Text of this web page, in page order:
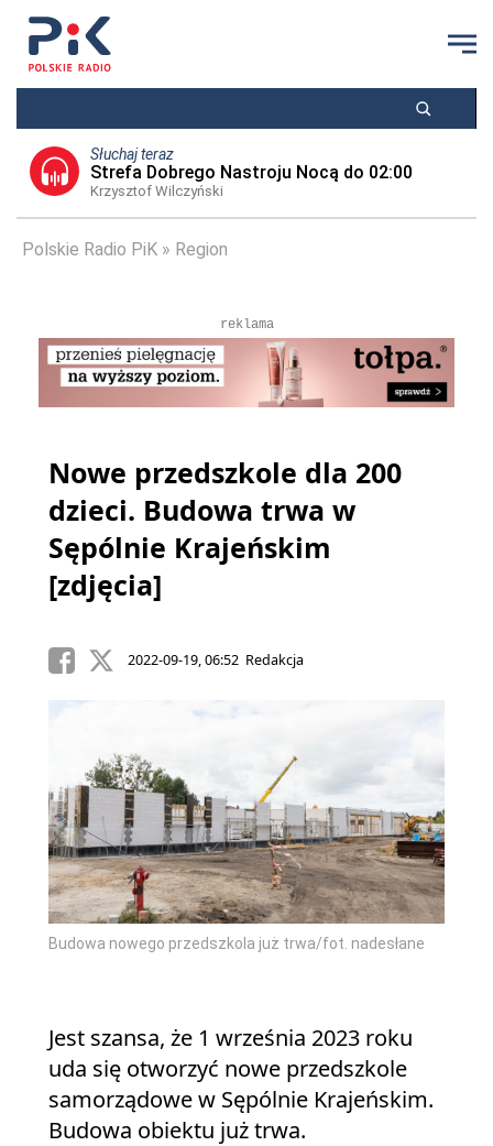
Słuchaj teraz
Strefa Dobrego Nastroju Nocą do 02:00
Krzysztof Wilczyński
Polskie Radio PiK Region
reklama
Nowe przedszkole dla 200
dzieci. Budowa trwa w
Sępólnie Krajeńskim
[zdjęcia]
2022-09-19, 06:52 Redakcja
Budowa nowego przedszkola już trwa/fot. nadesłane
Jest szansa, że 1 września 2023 roku
uda się otworzyć nowe przedszkole
samorządowe w Sępólnie Krajeńskim.
Budowa obiektu już trwa.